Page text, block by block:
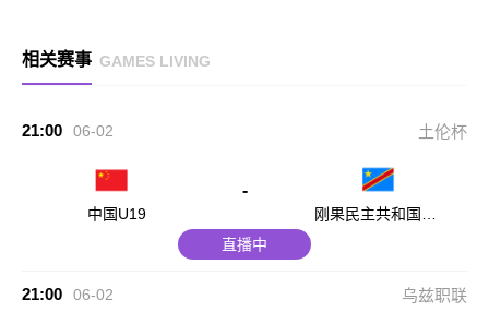
相关赛事 GAMES LIVING
21:00 06-02 土伦杯
中国U19
-
刚果民主共和国U2
直播中
21:00 06-02 乌兹职联